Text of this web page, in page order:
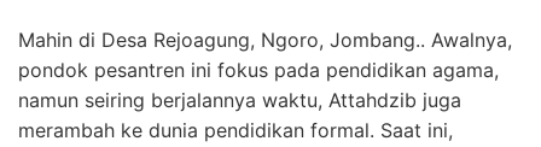
Mahin di Desa Rejoagung, Ngoro, Jombang.. Awalnya,
pondok pesantren ini fokus pada pendidikan agama,
namun seiring berjalannya waktu, Attahdzib juga
merambah ke dunia pendidikan formal. Saat ini,